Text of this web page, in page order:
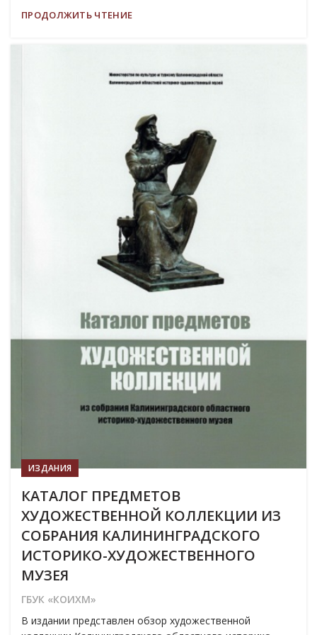
ПРОДОЛЖИТЬ ЧТЕНИЕ
ИЗДАНИЯ
КАТАЛОГ ПРЕДМЕТОВ
ХУДОЖЕСТВЕННОЙ КОЛЛЕКЦИИ ИЗ
СОБРАНИЯ КАЛИНИНГРАДСКОГО
ИСТОРИКО-ХУДОЖЕСТВЕННОГО
МУЗЕЯ
ГБУК «КОИХМ»
В издании представлен обзор художественной